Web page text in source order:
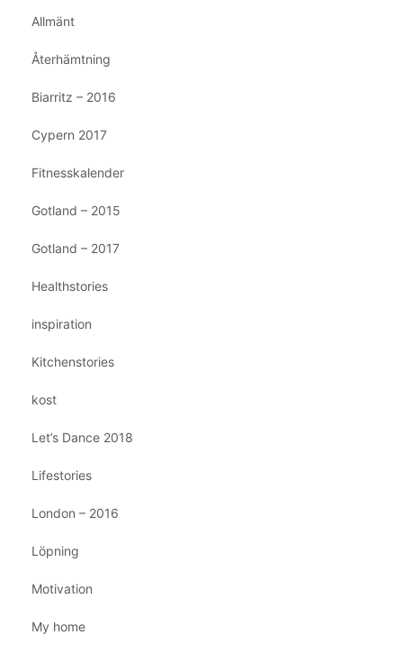
Allmänt
Återhämtning
Biarritz – 2016
Cypern 2017
Fitnesskalender
Gotland – 2015
Gotland – 2017
Healthstories
inspiration
Kitchenstories
kost
Let’s Dance 2018
Lifestories
London – 2016
Löpning
Motivation
My home